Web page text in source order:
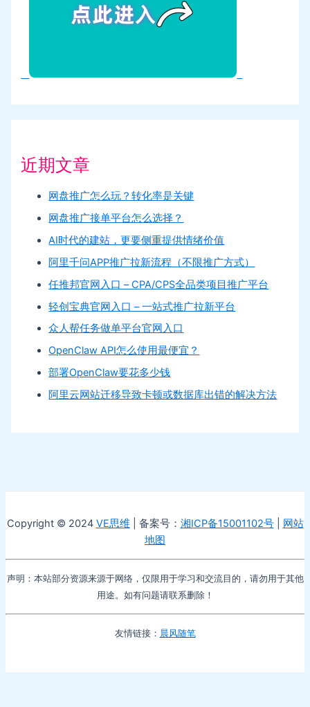
近期文章
网盘推广怎么玩？转化率是关键
网盘推广接单平台怎么选择？
AI时代的建站，更要侧重提供情绪价值
阿里千问APP推广拉新流程（不限推广方式）
任推邦官网入口 – CPA/CPS全品类项目推广平台
轻创宝典官网入口 – 一站式推广拉新平台
众人帮任务做单平台官网入口
OpenClaw API怎么使用最便宜？
部署OpenClaw要花多少钱
阿里云网站迁移导致卡顿或数据库出错的解决方法
Copyright © 2024 VE思维 | 备案号： 湘ICP备15001102号| 网站
地图
声明：本站部分资源来源于网络，仅限用于学习和交流目的，请勿用于其他
用途。如有问题请联系删除！
友情链接： 晨风随笔